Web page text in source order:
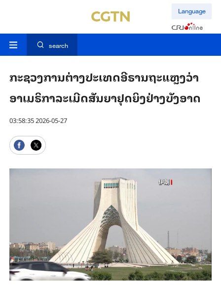
Language
search
ກະ​ຊວງ​ການ​ຕ່າງ​ປະ​ເທດ​ອີ​ຣານ​ຖະ​ແຫຼງວ່າ
ອາ​ເມ​ຣິ​ກາ​ລະ​ເມີດ​ສັນ​ຍາ​ຢຸດ​ຍິງ​ຢ່າງ​ບັງ​ອາດ
03:58:35 2026-05-27